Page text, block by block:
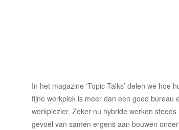
In het magazine ‘Topic Talks’ delen we
fijne werkplek is meer dan een goed bureau
werkplezier. Zeker nu hybride werken
gevoel van samen ergens aan bouwen